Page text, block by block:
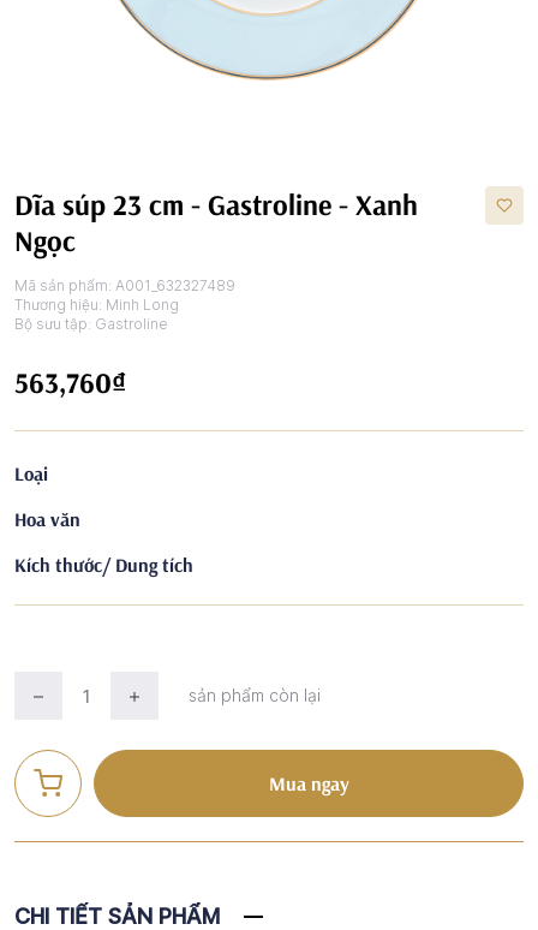
Dĩa súp 23 cm - Gastroline - Xanh
Ngọc
Mã sản phẩm: A001_632327489
Thương hiệu: Minh Long
Bộ sưu tập: Gastroline
563,760₫
Loại
Hoa văn
Kích thước/ Dung tích
sản phẩm còn lại
Mua ngay
CHI TIẾT SẢN PHẨM